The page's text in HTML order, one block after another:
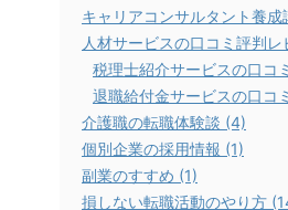
キャリアコンサルタント養成
人材サービスの口コミ評判レ
税理士紹介サービスの口コ
退職給付金サービスの口コ
介護職の転職体験談 (4)
個別企業の採用情報 (1)
副業のすすめ (1)
損しない転職活動のやり方